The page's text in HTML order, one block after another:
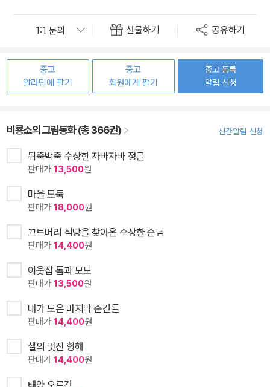
선물하기 공유하기
중고
알라딘에 팔기
중고
회원에게 팔기
중고 등록
알림 신청
비룡소의 그림동화 (총 366권) 신간알림 신청
뒤죽박죽 수상한 자바자바 정글
판매가 13,500원
마을 도둑
판매가 18,000원
끄트머리 식당을 찾아온 수상한 손님
판매가 14,400원
이웃집 톰과 모모
판매가 13,500원
내가 모은 마지막 순간들
판매가 14,400원
샐의 멋진 항해
판매가 14,400원